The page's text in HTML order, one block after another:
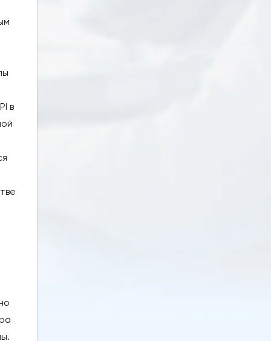
в